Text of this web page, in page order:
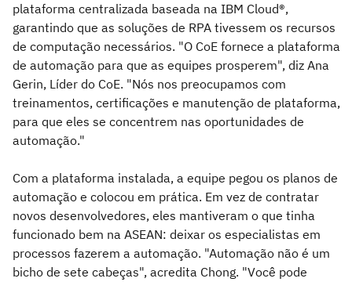
plataforma centralizada baseada na IBM Cloud®,
garantindo que as soluções de RPA tivessem os recursos
de computação necessários. "O CoE fornece a plataforma
de automação para que as equipes prosperem", diz Ana
Gerin, Líder do CoE. "Nós nos preocupamos com
treinamentos, certificações e manutenção de plataforma,
para que eles se concentrem nas oportunidades de
automação."
Com a plataforma instalada, a equipe pegou os planos de
automação e colocou em prática. Em vez de contratar
novos desenvolvedores, eles mantiveram o que tinha
funcionado bem na ASEAN: deixar os especialistas em
processos fazerem a automação. "Automação não é um
bicho de sete cabeças", acredita Chong. "Você pode